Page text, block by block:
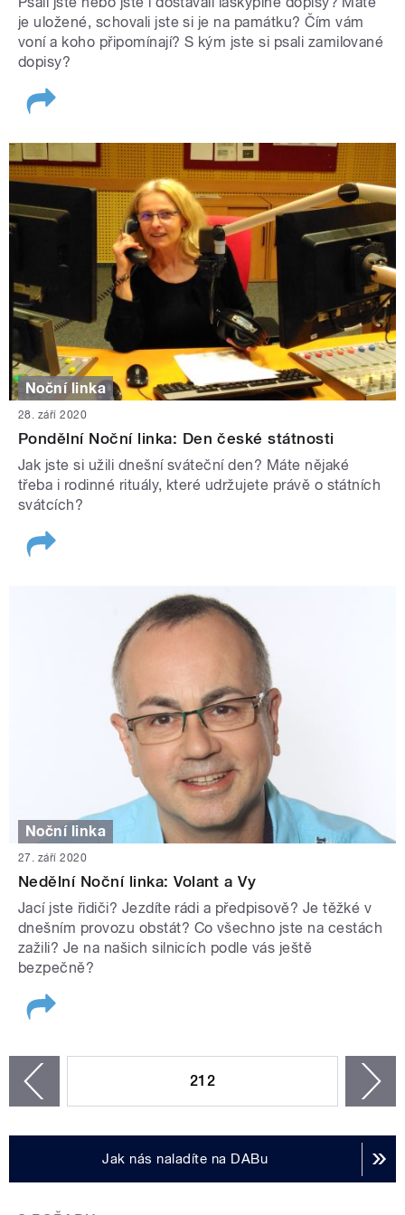
je uložené, schovali jste si je na památku? Čím vám
voní a koho připomínají? S kým jste si psali zamilované
dopisy?
Noční linka
28. září 2020
Pondělní Noční linka: Den české státnosti
Jak jste si užili dnešní sváteční den? Máte nějaké
třeba i rodinné rituály, které udržujete právě o státních
svátcích?
Noční linka
27. září 2020
Nedělní Noční linka: Volant a Vy
Jací jste řidiči? Jezdíte rádi a předpisově? Je těžké v
dnešním provozu obstát? Co všechno jste na cestách
zažili? Je na našich silnicích podle vás ještě
bezpečně?
212
Jak nás naladíte na DABu